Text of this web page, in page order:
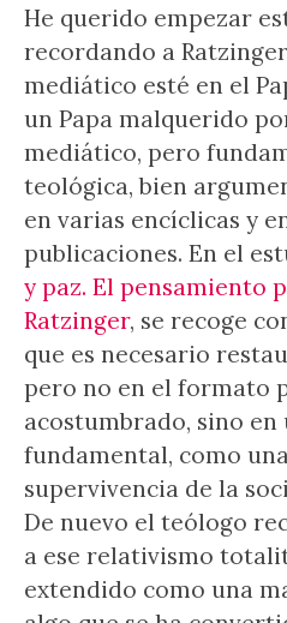
He querido empezar
recordando a
mediático esté en el
un Papa malquerido
mediático, pero
teológica, bien
en varias encíclicas y
publicaciones. En el
y paz. El pensamiento
Ratzinger, se recoge
que es necesario
pero no en el formato
acostumbrado, sino
fundamental, como
supervivencia de la
De nuevo el teólogo
a ese relativismo
extendido como una